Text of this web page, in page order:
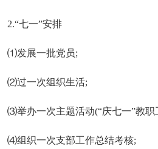
2.“七一”安排
⑴发展一批党员;
⑵过一次组织生活;
⑶举办一次主题活动(“庆七一”教职
⑷组织一次支部工作总结考核;